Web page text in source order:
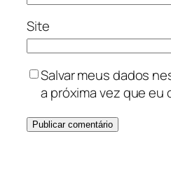
Site
Salvar meus dados
a próxima vez que eu